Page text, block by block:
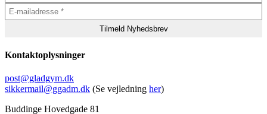
Kontaktoplysninger
post@gladgym.dk
sikkermail@ggadm.dk (Se vejledning her)
Buddinge Hovedgade 81